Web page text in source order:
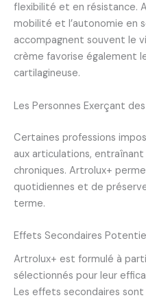
flexibilité et en résistance.
mobilité et l’autonomie en
accompagnent souvent le
crème favorise également
cartilagineuse.
Les Personnes Exerçant
Certaines professions
aux articulations,
chroniques. Artrolux+
quotidiennes et de
terme.
Effets Secondaires
Artrolux+ est formulé à
sélectionnés pour leur
Les effets secondaires